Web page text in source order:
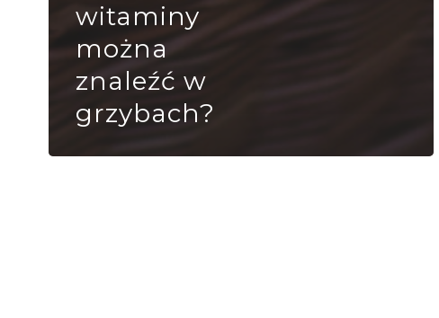
witaminy
można
znaleźć w
grzybach?